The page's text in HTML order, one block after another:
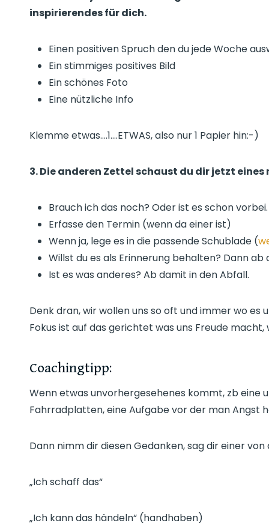
inspirierendes für dich.
Einen positiven Spruch den du jede Woche
Ein stimmiges positives Bild
Ein schönes Foto
Eine nützliche Info
Klemme etwas….1….ETWAS, also nur 1 Papier hin:-)
3. Die anderen Zettel schaust du dir jetzt
Brauch ich das noch? Oder ist es schon vorbei.
Erfasse den Termin (wenn da einer ist)
Wenn ja, lege es in die passende Schublade (
Willst du es als Erinnerung behalten? Dann ab
Ist es was anderes? Ab damit in den Abfall.
Denk dran, wir wollen uns so oft und immer wo es
Fokus ist auf das gerichtet was uns Freude
Coachingtipp:
Wenn etwas unvorhergesehenes kommt, zb eine
Fahrradplatten, eine Aufgabe vor der man Angst
Dann nimm dir diesen Gedanken, sag dir einer von
„Ich schaff das“
„Ich kann das händeln“ (handhaben)